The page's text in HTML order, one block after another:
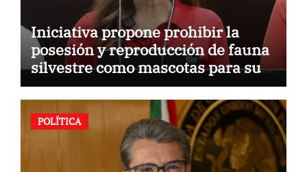
Iniciativa propone prohibir la
posesión y reproducción de fauna
silvestre como mascotas para su
comercialización
POLÍTICA